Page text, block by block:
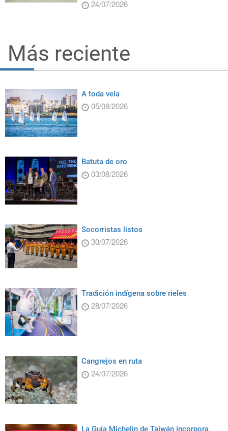
24/07/2026
Más reciente
A toda vela
05/08/2026
Batuta de oro
03/08/2026
Socorristas listos
30/07/2026
Tradición indígena sobre rieles
28/07/2026
Cangrejos en ruta
24/07/2026